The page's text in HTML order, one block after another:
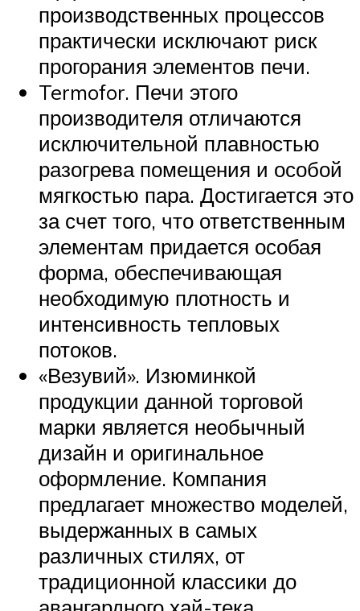
производственных процессов
практически исключают риск
прогорания элементов печи.
Termofor. Печи этого
производителя отличаются
исключительной плавностью
разогрева помещения и особой
мягкостью пара. Достигается это
за счет того, что ответственным
элементам придается особая
форма, обеспечивающая
необходимую плотность и
интенсивность тепловых
потоков.
«Везувий». Изюминкой
продукции данной торговой
марки является необычный
дизайн и оригинальное
оформление. Компания
предлагает множество моделей,
выдержанных в самых
различных стилях, от
традиционной классики до